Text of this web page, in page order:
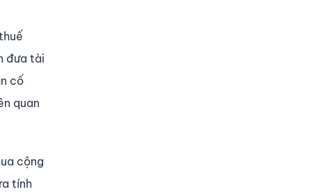
đưa tài
cố
quan
cộng
tính